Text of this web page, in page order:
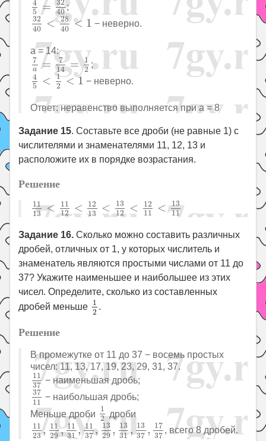
4
5
=
32
40
;
32
40
< 28
40 < 1
3240<2840<1
− неверно.
a = 14:
7
a =
7
14
= 1
2
7a=714=12
;
4
5
<
1
2
< 1
4 12<1
− неверно.
Ответ: неравенство выполняется при a = 8
Задание 15. Составьте все дроби (не равные 1) с
числителями и знаменателями 11, 12, 13 и
расположите их в порядке возрастания.
Решение
11
13 <
11
12
<
12
13
<
13
12
<
12
11
<
13
11
11 <11 <12 13< 12 11
Задание 16. Сколько можно составить различных
дробей, отличных от 1, у которых числитель и
знаменатель являются простыми числами от 11 до
37? Укажите наименьшее и наибольшее из этих
чисел. Определите, сколько из составленных
дробей меньше 1
2
12
.
Решение
В промежутке от 11 до 37 − восемь простых
чисел: 11, 13, 17, 19, 23, 29, 31, 37.
11
37
1137
− наименьшая дробь;
37
11
37 11
− наибольшая дробь;
Меньше дроби
1
2
1 2
дроби
11
23 , 11
29 , 11
31 , 11
37 , 13
29 , 13
31 , 13
37 , 17
37
11 23, 1129,11 31,11 37, 1329 13 31 ,1337 ,1737
, всего 8 дробей.